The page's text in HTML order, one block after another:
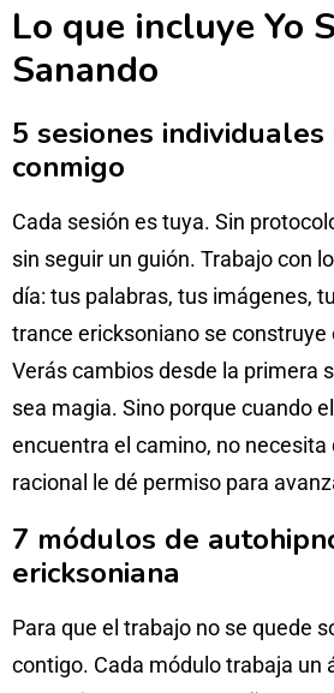
Lo que incluye Yo
Sanando
5 sesiones
conmigo
Cada sesión es tuya. Sin
sin seguir un guión. Trabajo con
día: tus palabras, tus imágenes,
trance ericksoniano se construye
Verás cambios desde la primera
sea magia. Sino porque cuando
encuentra el camino, no necesita
racional le dé permiso para
7 módulos de
ericksoniana
Para que el trabajo no se quede
contigo. Cada módulo trabaja un